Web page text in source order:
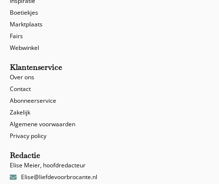
Boetiekjes
Marktplaats
Fairs
Webwinkel
Klantenservice
Over ons
Contact
Abonneerservice
Zakelijk
Algemene voorwaarden
Privacy policy
Redactie
Elise Meier, hoofdredacteur
Elise@liefdevoorbrocante.nl